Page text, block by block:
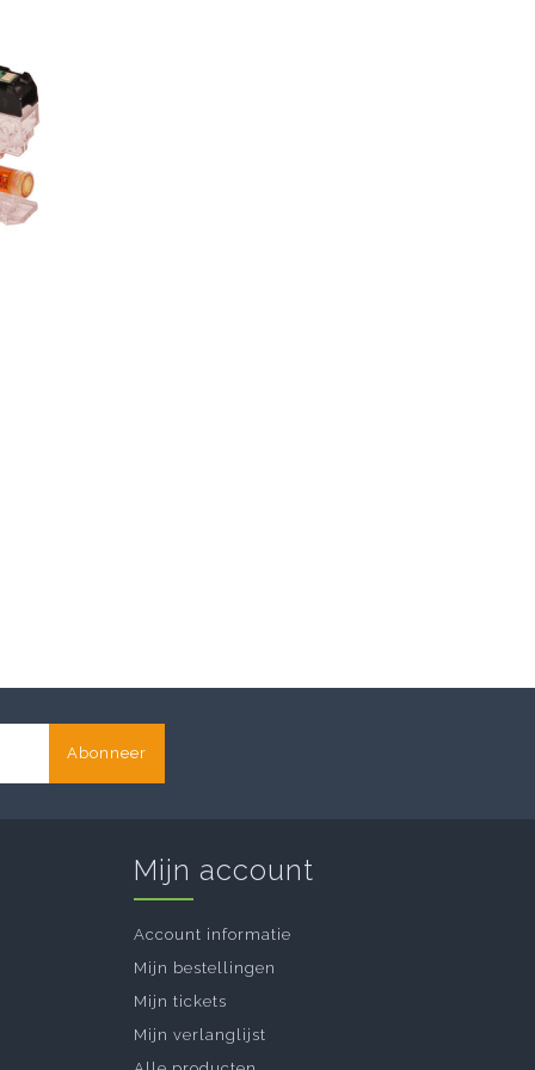
Abonneer
Mijn account
Account informatie
Mijn bestellingen
Mijn tickets
Mijn verlanglijst